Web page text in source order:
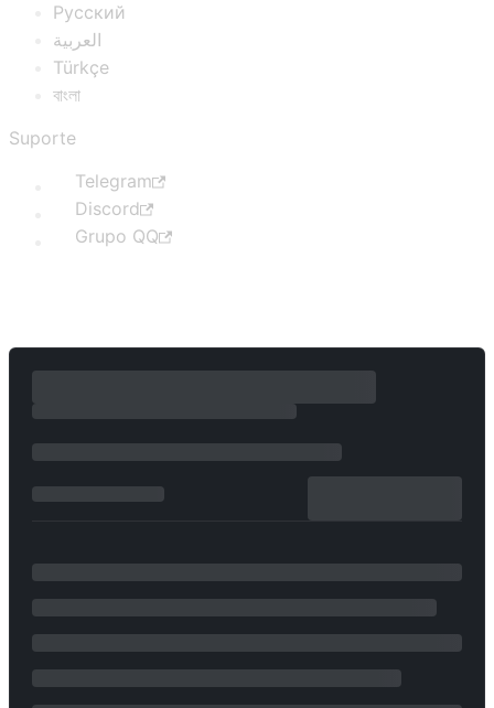
Русский
العربية
Türkçe
বাংলা
Suporte
Telegram
Discord
Grupo QQ